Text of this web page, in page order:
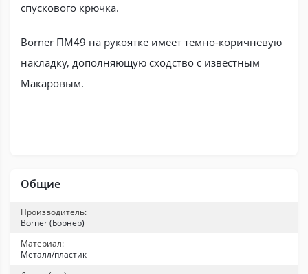
спускового крючка.
Borner ПМ49 на рукоятке имеет темно-коричневую
накладку, дополняющую сходство с известным
Макаровым.
Общие
Производитель:
Borner (Борнер)
Материал:
Металл/пластик